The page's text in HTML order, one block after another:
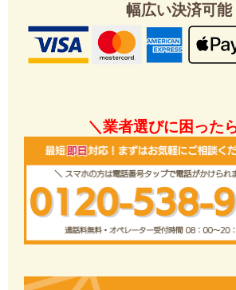
幅広い決済可能
＼業者選びに困った